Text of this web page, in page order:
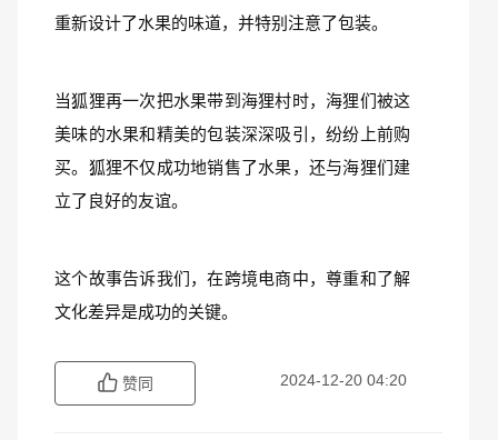
重新设计了水果的味道，并特别注意了包装。
当狐狸再一次把水果带到海狸村时，海狸们被这
美味的水果和精美的包装深深吸引，纷纷上前购
买。狐狸不仅成功地销售了水果，还与海狸们建
立了良好的友谊。
这个故事告诉我们，在跨境电商中，尊重和了解
文化差异是成功的关键。
赞同 2024-12-20 04:20